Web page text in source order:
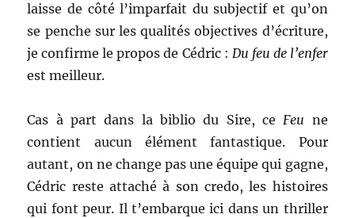
laisse de côté l’imparfait du subjectif et qu’on
se penche sur les qualités objectives d’écriture,
je confirme le propos de Cédric : Du feu de l’enfer
est meilleur.
Cas à part dans la biblio du Sire, ceFeu ne
contient aucun élément fantastique. Pour
autant, on ne change pas une équipe qui gagne,
Cédric reste attaché à son credo, les histoires
qui font peur. Il t’embarque ici dans un thriller